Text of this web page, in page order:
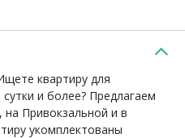
квартиру для
и более? Предлагаем
на Привокзальной и в
укомплектованы